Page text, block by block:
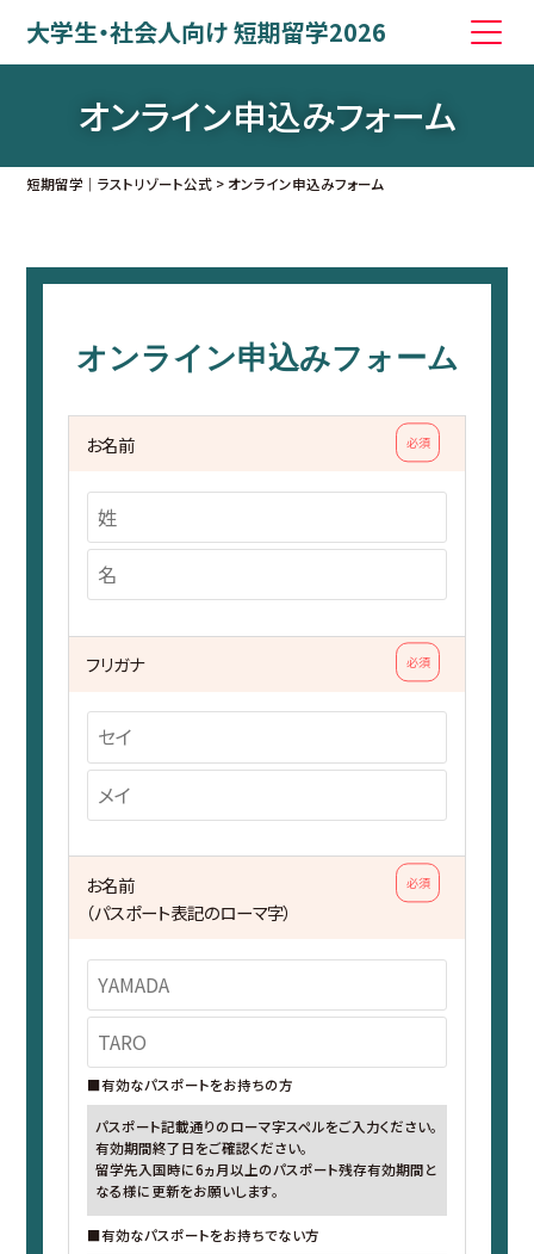
大学生・社会人向け 短期留学2026
オンライン申込みフォーム
短期留学｜ラストリゾート公式 > オンライン申込みフォーム
オンライン申込みフォーム
必須
お名前
必須
フリガナ
必須
お名前
（パスポート表記のローマ字）
■有効なパスポートをお持ちの方
パスポート記載通りのローマ字スペルをご入力ください。
有効期間終了日をご確認ください。
留学先入国時に6ヵ月以上のパスポート残存有効期間と
なる様に更新をお願いします。
■有効なパスポートをお持ちでない方